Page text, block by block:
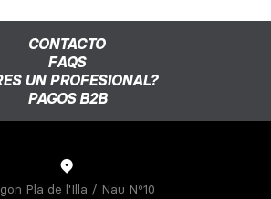
CONTACTO
FAQS
UN PROFESIONAL?
PAGOS B2B
Pla de l'Illa / Nau Nº10